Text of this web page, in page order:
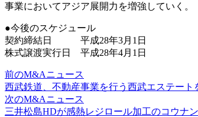
事業においてアジア展開力を増強していく。
●今後のスケジュール
契約締結日 平成28年3月1日
株式譲渡実行日 平成28年4月1日
前のM&Aニュース
西武鉄道、不動産事業を行う西武エステート
次のM&Aニュース
三井松島HDが感熱レジロール加工のコウナ